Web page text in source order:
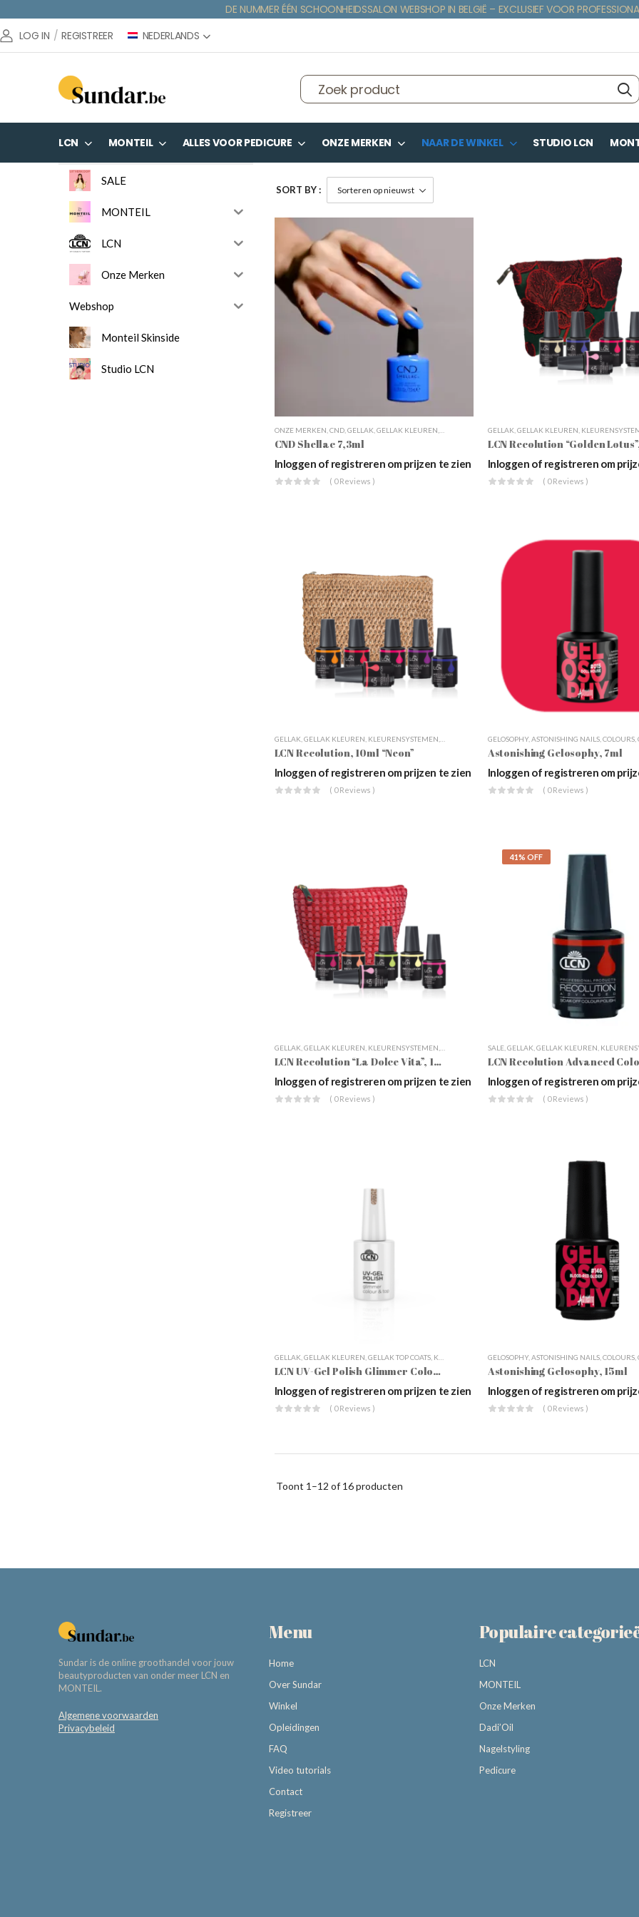
DE NUMMER ÉÉN SCHOONHEIDSSALON WEBSHOP IN BELGIË – EXCLUSIEF VOOR
LOG IN / REGISTREER NEDERLANDS
LCN MONTEIL ALLES VOOR PEDICURE ONZE MERKEN NAAR DE WINKEL STUDIO LCN
SALE
MONTEIL
LCN
Onze Merken
Webshop
Monteil Skinside
Studio LCN
SORT BY :
ONZE MERKEN CND, GELLAK GELLAK KLEUREN NAGELSTYLING,SHELLAC, WEBSHOP
CND Shellac 7,3ml
Inloggen of registreren om prijzen te zien
( 0 Reviews )
GELLAK GELLAK KLEUREN
Inloggen of registreren om
( 0 Reviews )
GELLAK GELLAK KLEUREN KLEURENSYSTEMEN NAGELSTYLING,UV GEL POLISH,WEBSHOP
LCN Recolution, 10ml “Neon”
Inloggen of registreren om prijzen te zien
( 0 Reviews )
GELOSOPHY, ASTONISHING NAILS, COLOURS,
Astonishing Gelosophy, 7ml
Inloggen of registreren om
( 0 Reviews )
GELLAK,GELLAK KLEUREN, KLEURENSYSTEMEN,LCN NAGELSTYLING,RECOLUTION ADVANCED, WEBSHOP
LCN Recolution “La Dolce Vita”, 10ml
Inloggen of registreren om prijzen te zien
( 0 Reviews )
41% OFF
SALE,GELLAK,GELLAK KLEUREN,
Inloggen of registreren om
( 0 Reviews )
GELLAK GELLAK KLEUREN GELLAK TOP COATS, KLEURENSYSTEMEN ,LCN,NAGELSTYLING, UV GEL POLISH,
LCN UV-Gel Polish Glimmer Colour & Top, 10 Ml
Inloggen of registreren om prijzen te zien
( 0 Reviews )
GELOSOPHY, ASTONISHING NAILS, COLOURS,
Astonishing Gelosophy, 15ml
Inloggen of registreren om
( 0 Reviews )
Toont 1–12 of 16producten
Sundar is de online groothandel voor jouw
beautyproducten van onder meer LCN en
MONTEIL.
Algemene voorwaarden
Privacybeleid
Menu
Home
Over Sundar
Winkel
Opleidingen
FAQ
Video tutorials
Contact
Registreer
Populaire
LCN
MONTEIL
Onze Merken
Dadi’Oil
Nagelstyling
Pedicure